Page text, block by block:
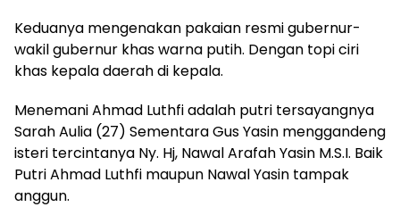
Keduanya mengenakan pakaian resmi gubernur-
wakil gubernur khas warna putih. Dengan topi ciri
khas kepala daerah di kepala.
Menemani Ahmad Luthfi adalah putri tersayangnya
Sarah Aulia (27) Sementara Gus Yasin menggandeng
isteri tercintanya Ny. Hj, Nawal Arafah Yasin M.S.I. Baik
Putri Ahmad Luthfi maupun Nawal Yasin tampak
anggun.